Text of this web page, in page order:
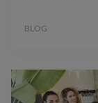
BLOG